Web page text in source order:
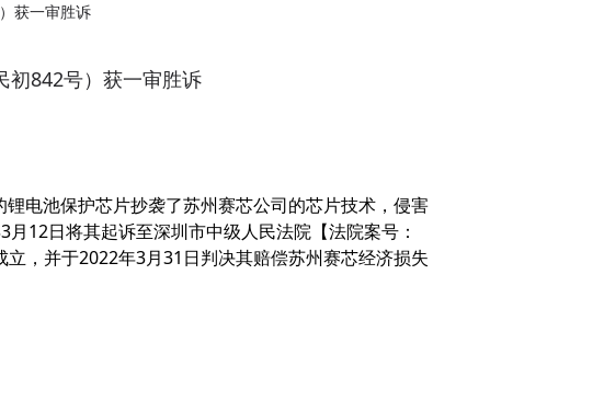
获一审胜诉
初842号）获一审胜诉
电池保护芯片抄袭了苏州赛芯公司的芯片技术，侵害
12日将其起诉至深圳市中级人民法院【法院案号：
，并于2022年3月31日判决其赔偿苏州赛芯经济损失